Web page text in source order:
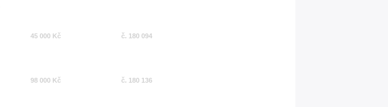
45 000 Kč č. 180 094
98 000 Kč č. 180 136